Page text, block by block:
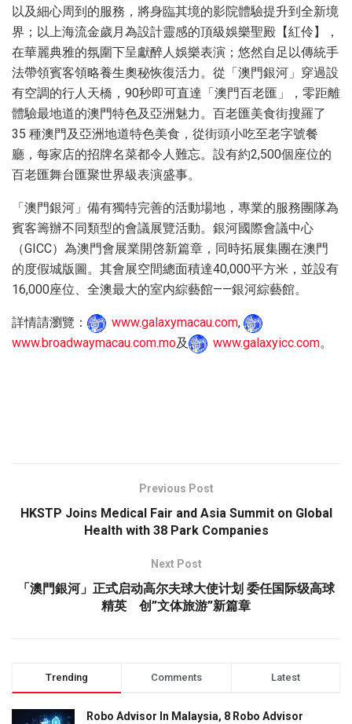
以及細心周到的服務，將身臨其境的影院體驗提升到全新境
界；以上海流金歲月為設計靈感的頂級娛樂聖殿【紅伶】，
在華麗典雅的氛圍下呈獻醉人娛樂表演；悠然自足以傳統手
法帶領賓客領略養生奧秘恢復活力。從「澳門銀河」穿過設
有空調的行人天橋，90秒即可直達「澳門百老匯」，零距離
體驗最地道的澳門特色及亞洲魅力。百老匯美食街搜羅了
35 種澳門及亞洲地道特色美食，從街頭小吃至老字號餐
廳，每家店的招牌名菜都令人難忘。設有約2,500個座位的
百老匯舞台匯聚世界級表演盛事。
「澳門銀河」備有獨特完善的活動場地，專業的服務團隊為
賓客籌辦不同類型的會議展覽活動。銀河國際會議中心
（GICC）為澳門會展業開啓新篇章，同時拓展集團在澳門
的度假城版圖。其會展空間總面積達40,000平方米，並設有
16,000座位、全澳最大的室内綜藝館——銀河綜藝館。
詳情請瀏覽： www.galaxymacau.com,
www.broadwaymacau.com.mo及 www.galaxyicc.com。
Previous Post
HKSTP Joins Medical Fair and Asia Summit on Global
Health with 38 Park Companies
Next Post
「澳門銀河」正式启动高尔夫球大使计划 委任国际级高球
精英 创”文体旅游”新篇章
Trending Comments Latest
Robo Advisor In Malaysia, 8 Robo Advisor